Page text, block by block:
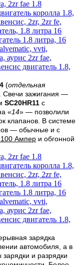
(отдельная
Свечи зажигания —
SC20HR11 с
«14» — позволили
клапанов. В системе
— обычные и с
Ампер и обгонной
зарядка
автомобиля, а в
и разрядки